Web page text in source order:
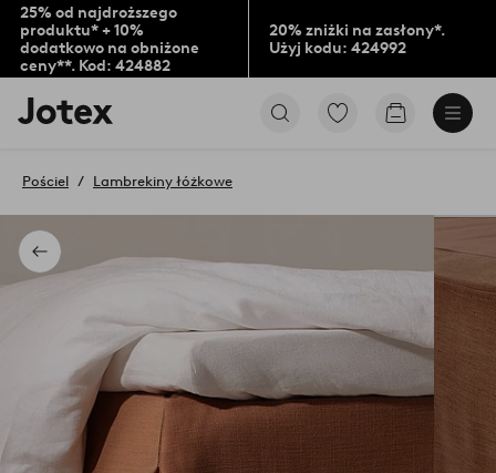
25% od najdroższego
produktu* + 10%
dodatkowo na obniżone
ceny**. Kod: 424882
20% zniżki na zasłony*.
Użyj kodu: 424992
Logo
Jotex
na
stronę
PrzejdźPrzejdź
Powrót
Pościel Lambrekiny łóżkowe